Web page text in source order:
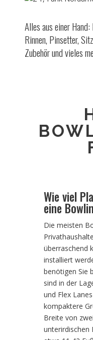
Alles aus einer
Rinnen, Pinsetter,
Zubehör und vieles
Wie viel
eine
Die meisten
überraschend
installiert
benötigen Sie
sind in der
und Flex
kompaktere
Breite von
unterirdischen